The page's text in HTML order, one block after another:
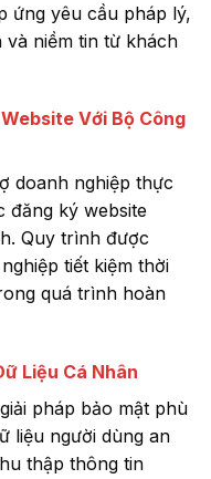
ứng yêu cầu pháp lý,
và niềm tin từ khách
Với Bộ Công
doanh nghiệp thực
đăng ký website
Quy trình được
tiết kiệm thời
quá trình hoàn
Liệu Cá Nhân
pháp bảo mật phù
liệu người dùng an
thập thông tin